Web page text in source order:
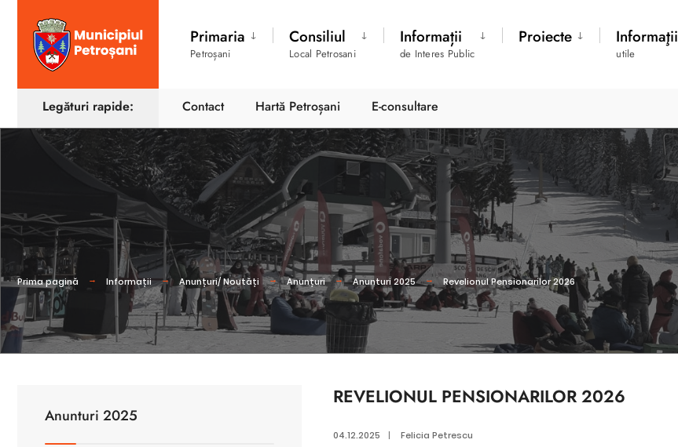
Primaria
Petroșani
Consiliul
Local Petrosani
Informații
de Interes Public
Proiecte Informaţii
utile
Legături rapide: Contact Hartă Petroșani E-consultare
Prima pagină Informații Anunțuri/ Noutăți Anunțuri Anunturi 2025 Revelionul Pensionarilor 2026
REVELIONUL PENSIONARILOR 2026
04.12.2025 | Felicia Petrescu
Anunturi 2025